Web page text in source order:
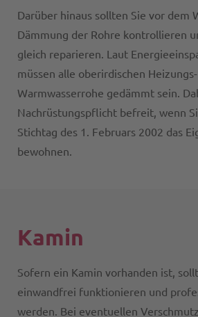
Darüber hinaus sollten Sie vor dem
Dämmung der Rohre kontrollieren
gleich reparieren. Laut
müssen alle oberirdischen
Warmwasserrohe gedämmt sein.
Nachrüstungspflicht befreit, wenn
Stichtag des 1. Februars 2002 das
bewohnen.
Kamin
Sofern ein Kamin vorhanden ist,
einwandfrei funktionieren und
werden. Bei eventuellen